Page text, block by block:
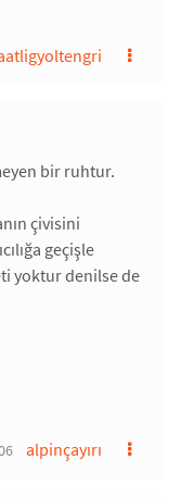
bir ruhtur.
çivisini
geçişle
yoktur denilse de
alpinçayırı